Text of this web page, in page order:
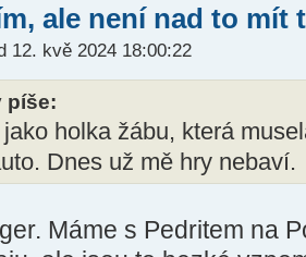
ale není nad to mít
12. kvě 2024 18:00:22
píše:
jako holka žábu, která
Dnes už mě hry nebaví.
Máme s Pedritem na